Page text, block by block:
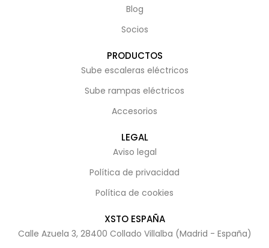
Blog
Socios
PRODUCTOS
Sube escaleras eléctricos
Sube rampas eléctricos
Accesorios
LEGAL
Aviso legal
Política de privacidad
Política de cookies
XSTO ESPAÑA
Calle Azuela 3, 28400 Collado Villalba (Madrid - España)